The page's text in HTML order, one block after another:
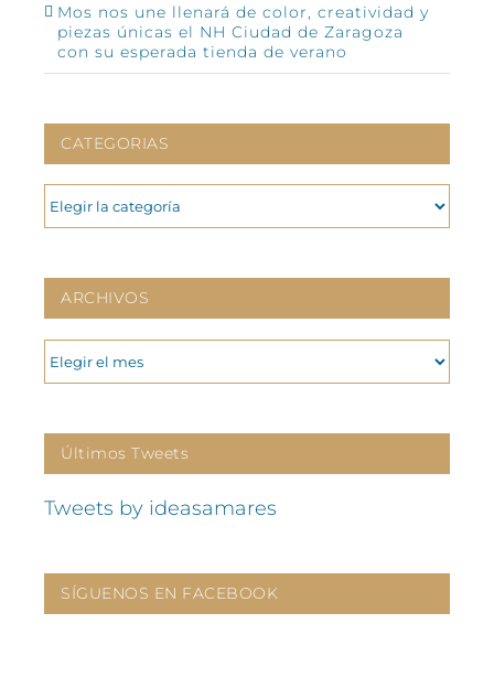
Mos nos une llenará de color, creatividad y
piezas únicas el NH Ciudad de Zaragoza
con su esperada tienda de verano
CATEGORIAS
CATEGORIAS
ARCHIVOS
ARCHIVOS
Últimos Tweets
Tweets by ideasamares
SÍGUENOS EN FACEBOOK